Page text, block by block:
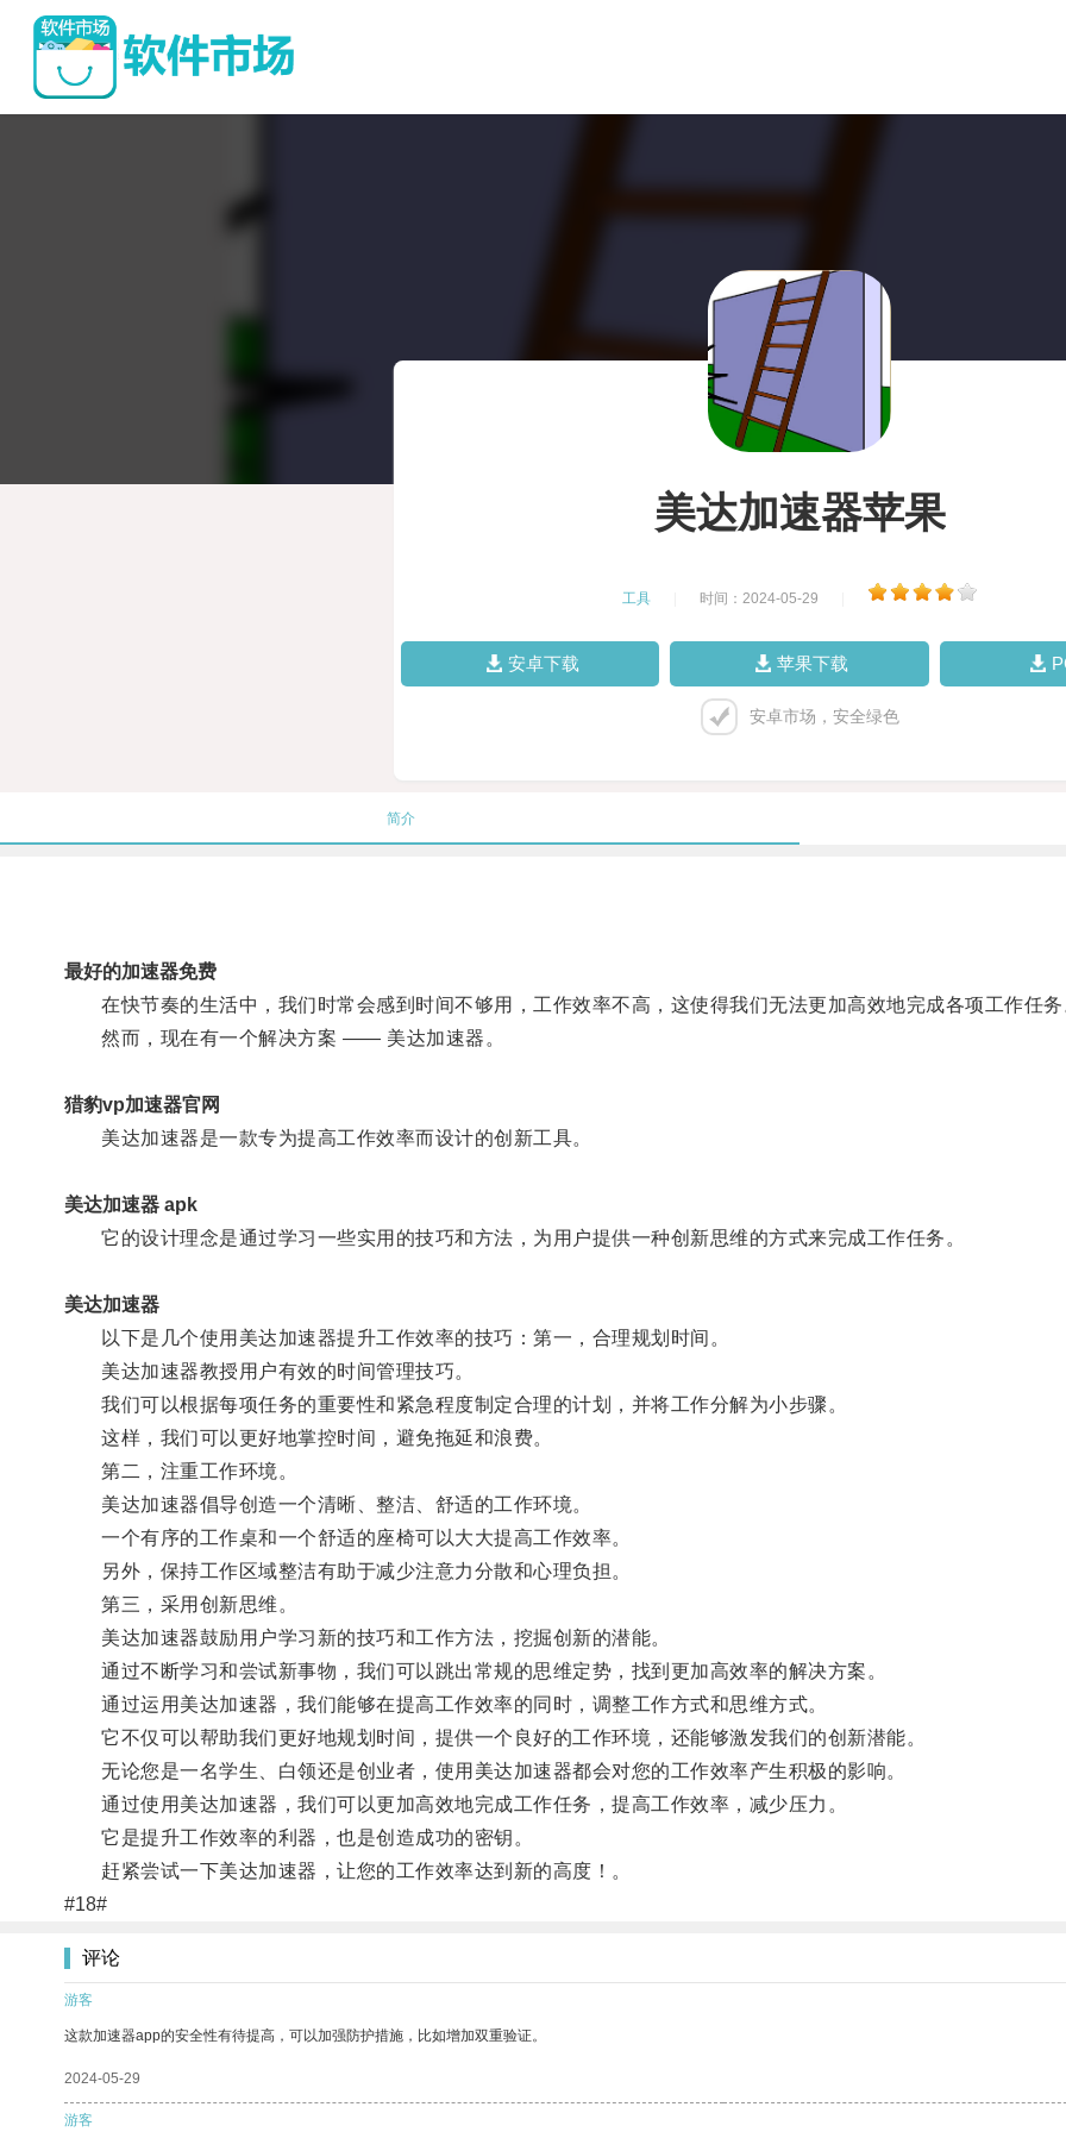
美达加速器苹果
工具 时间：2024-05-29
安卓下载 苹果下载
安卓市场，安全绿色
简介
最好的加速器免费
在快节奏的生活中，我们时常会感到时间不够用，工作效率不高，这使得我们无法更加高效地完成各项工作任务
然而，现在有一个解决方案 —— 美达加速器。
猎豹vp加速器官网
美达加速器是一款专为提高工作效率而设计的创新工具。
美达加速器 apk
它的设计理念是通过学习一些实用的技巧和方法，为用户提供一种创新思维的方式来完成工作任务。
美达加速器
以下是几个使用美达加速器提升工作效率的技巧：第一，合理规划时间。
美达加速器教授用户有效的时间管理技巧。
我们可以根据每项任务的重要性和紧急程度制定合理的计划，并将工作分解为小步骤。
这样，我们可以更好地掌控时间，避免拖延和浪费。
第二，注重工作环境。
美达加速器倡导创造一个清晰、整洁、舒适的工作环境。
一个有序的工作桌和一个舒适的座椅可以大大提高工作效率。
另外，保持工作区域整洁有助于减少注意力分散和心理负担。
第三，采用创新思维。
美达加速器鼓励用户学习新的技巧和工作方法，挖掘创新的潜能。
通过不断学习和尝试新事物，我们可以跳出常规的思维定势，找到更加高效率的解决方案。
通过运用美达加速器，我们能够在提高工作效率的同时，调整工作方式和思维方式。
它不仅可以帮助我们更好地规划时间，提供一个良好的工作环境，还能够激发我们的创新潜能。
无论您是一名学生、白领还是创业者，使用美达加速器都会对您的工作效率产生积极的影响。
通过使用美达加速器，我们可以更加高效地完成工作任务，提高工作效率，减少压力。
它是提升工作效率的利器，也是创造成功的密钥。
赶紧尝试一下美达加速器，让您的工作效率达到新的高度！。
#18#
评论
游客
这款加速器app的安全性有待提高，可以加强防护措施，比如增加双重验证。
2024-05-29
游客